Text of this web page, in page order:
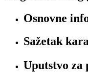
Osnovne
Sažetak
Uputstvo za